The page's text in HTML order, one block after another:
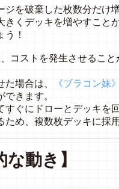
ジを破棄した枚数分だけ
きくデッキを増やすこと
！
コストを発生させること
場合は、
《ブラコン妹
きます。
すぐにドローとデッキを
ため、複数枚デッキに採
な動き】